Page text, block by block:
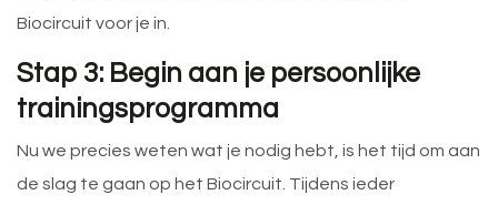
Biocircuit voor je in.
Stap 3: Begin aan je persoonlijke
trainingsprogramma
Nu we precies weten wat je nodig hebt, is het tijd om aan
de slag te gaan op het Biocircuit. Tijdens ieder